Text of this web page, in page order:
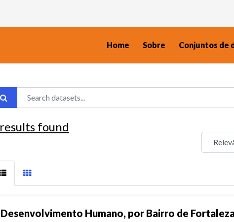
Home Sobre Conjuntos de
results found
Desenvolvimento Humano, por Bairro de